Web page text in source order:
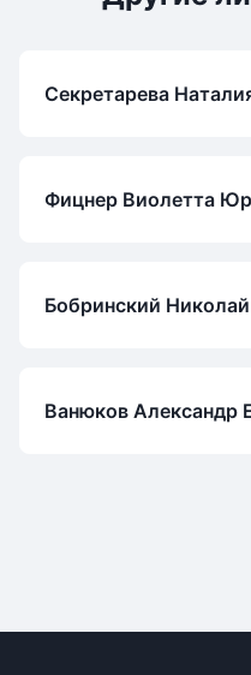
Секретарева
Фицнер Виолетта
Бобринский
Ванюков Александр